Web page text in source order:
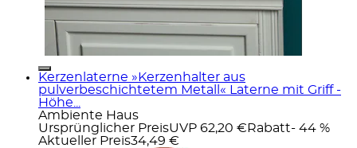
Kerzenlaterne »Kerzenhalter aus
pulverbeschichtetem Metall« Laterne mit Griff -
Höhe...
Ambiente Haus
Ursprünglicher PreisUVP 62,20 € Rabatt- 44 %
Aktueller Preis34,49 €